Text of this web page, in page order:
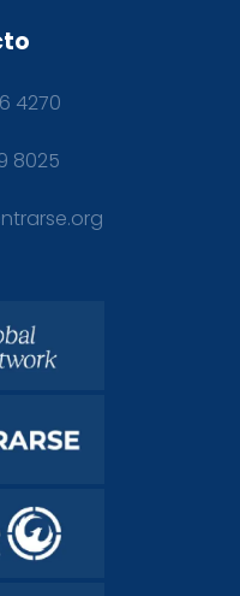
4270
8025